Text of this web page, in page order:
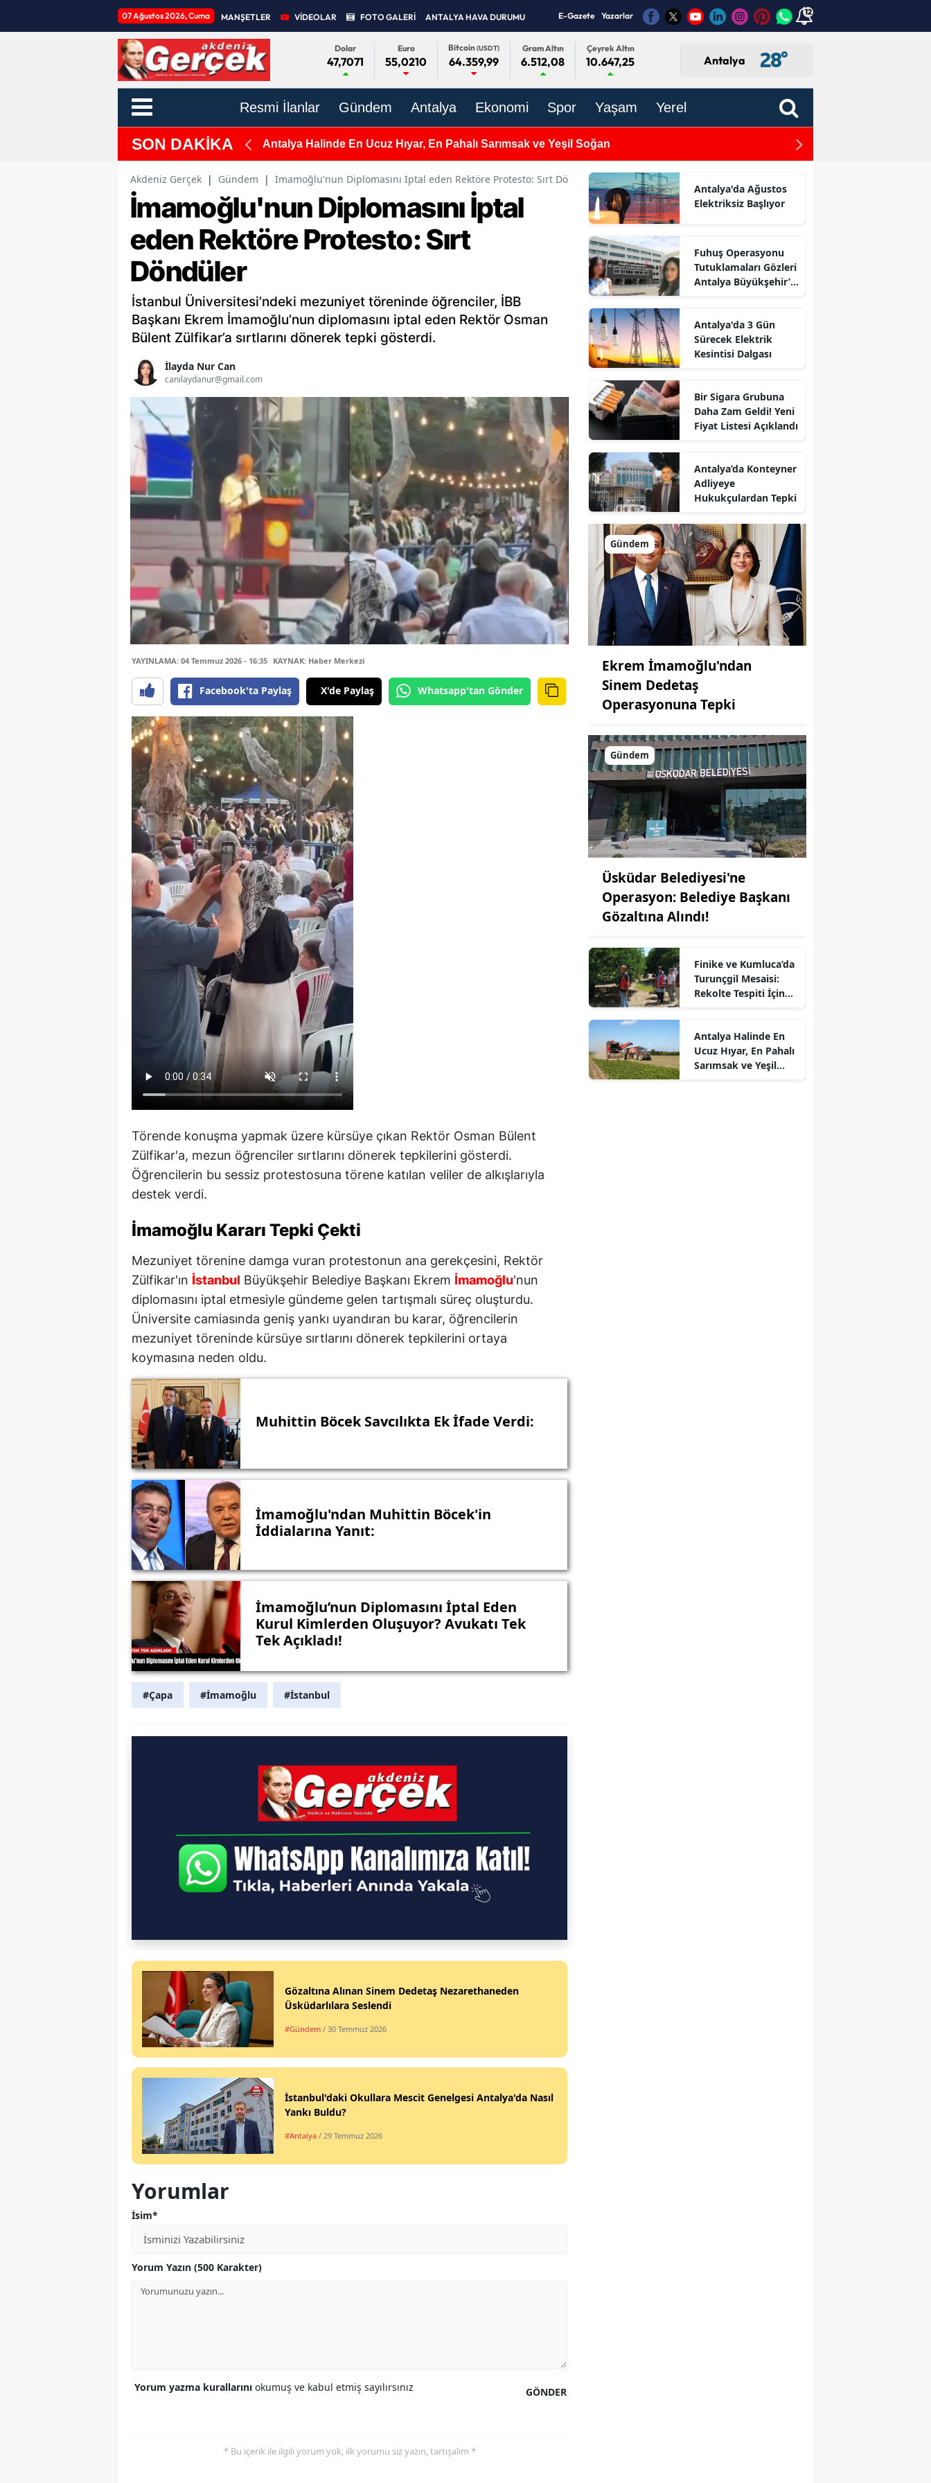
07 Ağustos 2026, Cuma MANŞETLER VİDEOLAR FOTO GALERİ ANTALYA HAVA DURUMU E-Gazete Yazarlar 12
Dolar
47,7071
Euro
55,0210
Bitcoin(USDT)
64.359,99
Gram Altın
6.512,08
Çeyrek Altın
10.647,25 Antalya 28°
Resmi İlanlar Gündem Antalya Ekonomi Spor Yaşam Yerel
SON DAKİKA Antalya Halinde En Ucuz Hıyar, En Pahalı Sarımsak ve Yeşil Soğan Antalya’dan
Akdeniz Gerçek | Gündem | İmamoğlu'nun Diplomasını İptal eden Rektöre Protesto: Sırt Döndüler
İmamoğlu'nun Diplomasını İptal
eden Rektöre Protesto: Sırt
Döndüler
İstanbul Üniversitesi’ndeki mezuniyet töreninde öğrenciler, İBB
Başkanı Ekrem İmamoğlu’nun diplomasını iptal eden Rektör Osman
Bülent Zülfikar’a sırtlarını dönerek tepki gösterdi.
İlayda Nur Can
canilaydanur@gmail.com
YAYINLAMA: 04 Temmuz 2026 - 16:35 KAYNAK: Haber Merkezi
Facebook'ta Paylaş X'de Paylaş Whatsapp'tan Gönder
Törende konuşma yapmak üzere kürsüye çıkan Rektör Osman Bülent
Zülfikar'a, mezun öğrenciler sırtlarını dönerek tepkilerini gösterdi.
Öğrencilerin bu sessiz protestosuna törene katılan veliler de alkışlarıyla
destek verdi.
İmamoğlu Kararı Tepki Çekti
Mezuniyet törenine damga vuran protestonun ana gerekçesini, Rektör
Zülfikar'ın İstanbul Büyükşehir Belediye Başkanı Ekrem İmamoğlu'nun
diplomasını iptal etmesiyle gündeme gelen tartışmalı süreç oluşturdu.
Üniversite camiasında geniş yankı uyandıran bu karar, öğrencilerin
mezuniyet töreninde kürsüye sırtlarını dönerek tepkilerini ortaya
koymasına neden oldu.
Muhittin Böcek Savcılıkta Ek İfade Verdi:
İmamoğlu'ndan Muhittin Böcek'in
İddialarına Yanıt:
İmamoğlu’nun Diplomasını İptal Eden
Kurul Kimlerden Oluşuyor? Avukatı Tek
Tek Açıkladı!
#Çapa #İmamoğlu #İstanbul
Gözaltına Alınan Sinem Dedetaş Nezarethaneden
Üsküdarlılara Seslendi
#Gündem / 30 Temmuz 2026
İstanbul'daki Okullara Mescit Genelgesi Antalya'da Nasıl
Yankı Buldu?
#Antalya / 29 Temmuz 2026
Yorumlar
İsim*
Yorum Yazın (500 Karakter)
GÖNDER
Yorum yazma kurallarını okumuş ve kabul etmiş sayılırsınız
* Bu içerik ile ilgili yorum yok, ilk yorumu siz yazın, tartışalım *
Antalya'da Ağustos
Elektriksiz Başlıyor
Fuhuş Operasyonu
Tutuklamaları Gözleri
Antalya Büyükşehir’e
Antalya'da 3 Gün
Sürecek Elektrik
Kesintisi Dalgası
Bir Sigara Grubuna
Daha Zam Geldi! Yeni
Fiyat Listesi Açıklandı
Antalya’da Konteyner
Adliyeye
Hukukçulardan Tepki
Gündem
Ekrem İmamoğlu'ndan
Sinem Dedetaş
Operasyonuna Tepki
Gündem
Üsküdar Belediyesi'ne
Operasyon: Belediye Başkanı
Gözaltına Alındı!
Finike ve Kumluca’da
Turunçgil Mesaisi:
Rekolte Tespiti İçin
Antalya Halinde En
Ucuz Hıyar, En Pahalı
Sarımsak ve Yeşil